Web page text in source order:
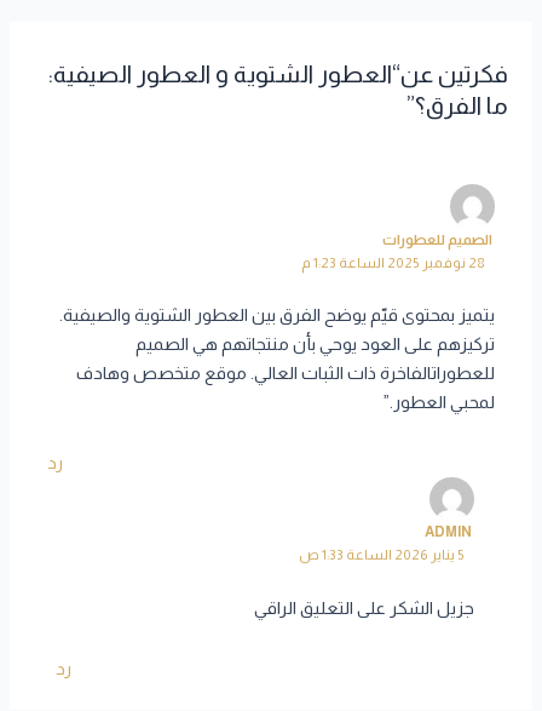
فكرتين عن“العطور الشتوية و العطور الصيفية:
ما الفرق؟”
الصميم للعطورات
28 نوفمبر 2025 الساعة 1:23 م
يتميز بمحتوى قيّم يوضح الفرق بين العطور الشتوية والصيفية.
تركيزهم على العود يوحي بأن منتجاتهم هي الصميم
للعطوراتالفاخرة ذات الثبات العالي. موقع متخصص وهادف
لمحبي العطور.”
رد
ADMIN
5 يناير 2026 الساعة 1:33 ص
جزيل الشكر على التعليق الراقي
رد